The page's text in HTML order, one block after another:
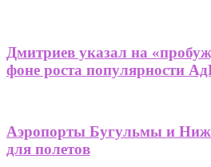
Дмитриев указал на
фоне роста популярности
Аэропорты Бугульмы и
для полетов